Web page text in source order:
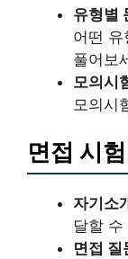
유형별
어떤
풀어보
모의시
모의시
면접 시
자기소
달할
면접 질